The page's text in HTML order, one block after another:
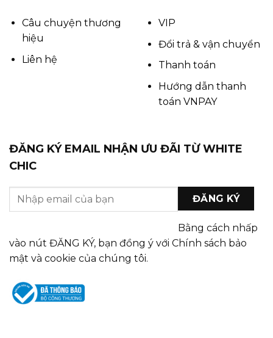
Câu chuyện thương
hiệu
Liên hệ
VIP
Đổi trả & vận chuyển
Thanh toán
Hướng dẫn thanh
toán VNPAY
ĐĂNG KÝ EMAIL NHẬN ƯU ĐÃI TỪ WHITE
CHIC
Bằng cách nhấp
vào nút ĐĂNG KÝ, bạn đồng ý với Chính sách bảo
mật và cookie của chúng tôi.